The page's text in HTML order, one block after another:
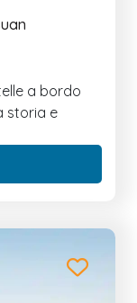
a bordo
storia e